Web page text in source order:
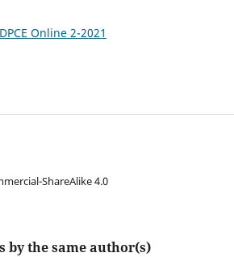
Online 2-2021
ShareAlike 4.0
by the same author(s)